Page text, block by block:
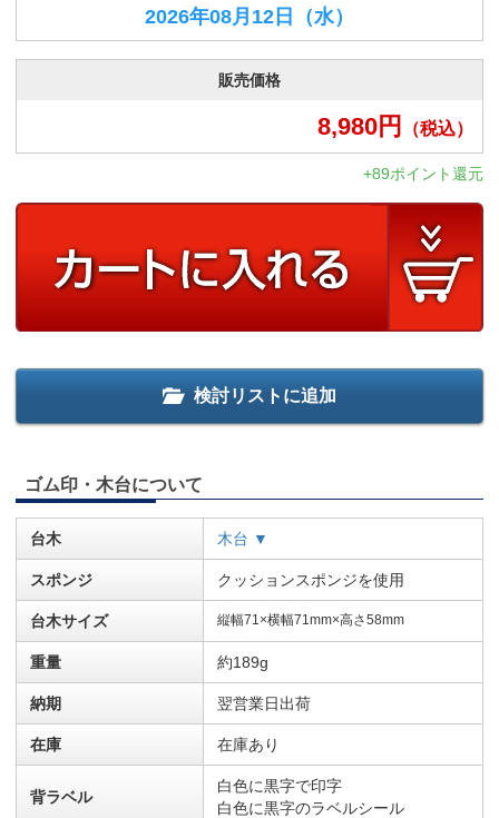
2026年08月12日 （水）
販売価格
8,980円 （税込）
+89ポイント還元
検討リストに追加
ゴム印・木台について
台木 木台 ▼
スポンジ クッションスポンジを使用
台木サイズ 縦幅71×横幅71mm×高さ58mm
重量 約189g
納期 翌営業日出荷
在庫 在庫あり
背ラベル
白色に黒字で印字
白色に黒字のラベルシール